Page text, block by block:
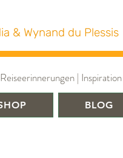
& Wynand du Plessis
| Inspiration
BLOG